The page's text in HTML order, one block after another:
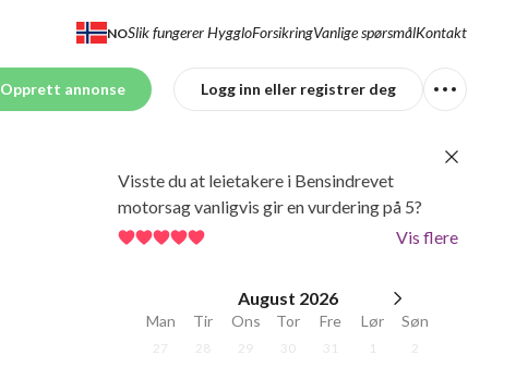
NOSlik fungerer HyggloForsikringVanlige spørsmålKontakt
Opprett annonse Logg inn eller registrer deg
Visste du at leietakere i Bensindrevet
motorsag vanligvis gir en vurdering på 5?
Vis flere
August 2026
Man Tir Ons Tor Fre Lør Søn
27 28 29 30 31 1 2